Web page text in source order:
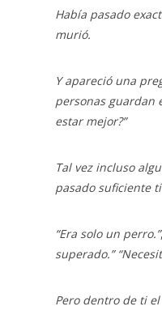
Había pasado
murió.
Y apareció una
personas guardan
estar mejor?”
Tal vez incluso
pasado suficiente
“Era solo un perro.”,
superado.”
Pero dentro de ti